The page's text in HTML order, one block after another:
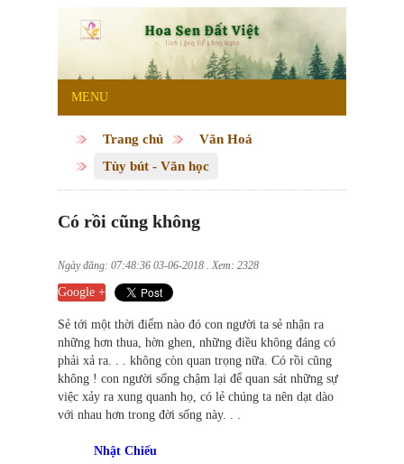
MENU
Trang chủ
Văn Hoá
Tùy bút - Văn học
Có rồi cũng không
Ngày đăng: 07:48:36 03-06-2018 . Xem: 2328
Google +
Sẻ tới một thời điểm nào đó con người ta sẻ nhận ra
những hơn thua, hờn ghen, những điều không đáng có
phải xả ra. . . không còn quan trọng nữa. Có rồi cũng
không ! con người sống chậm lại để quan sát những sự
việc xảy ra xung quanh họ, có lẻ chúng ta nên dạt dào
với nhau hơn trong đời sống này. . .
Nhật Chiếu